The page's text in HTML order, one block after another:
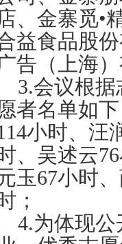
、金寨觅•
益食品股
告（上海
3.会议根据
者名单如
小时、汪
、吴述云
玉67小时
；
4.为体现公